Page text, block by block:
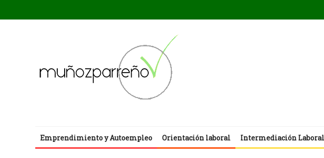
Emprendimiento y Autoempleo Orientación laboral Intermediación Laboral